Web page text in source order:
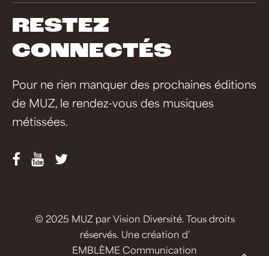
RESTEZ
CONNECTÉS
Pour ne rien manquer des prochaines éditions
de MUZ, le rendez-vous des musiques
métissées.
© 2025 MUZ parVision Diversité. Tous droits
réservés. Une création d’
EMBLÈME Communication